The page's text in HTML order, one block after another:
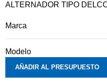
ALTERNADOR TIPO
Marca
Modelo
AÑADIR AL PRESUPUESTO